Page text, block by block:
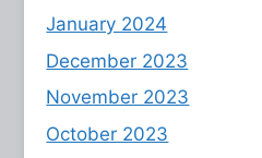
January 2024
December 2023
November 2023
October 2023